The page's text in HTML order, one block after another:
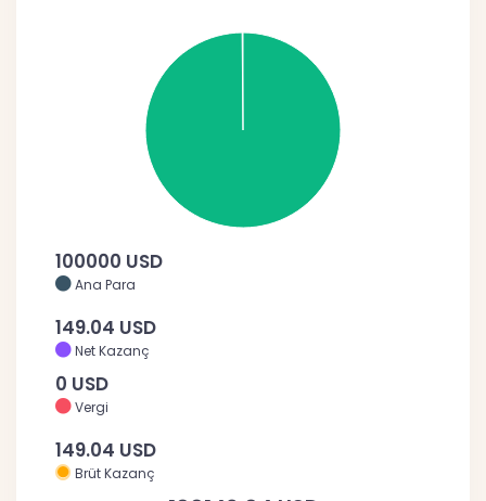
100000 USD
Ana Para
149.04 USD
Net Kazanç
0 USD
Vergi
149.04 USD
Brüt Kazanç